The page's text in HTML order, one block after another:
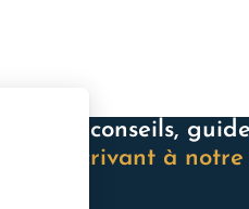
Recevez conseils,
inscrivant à